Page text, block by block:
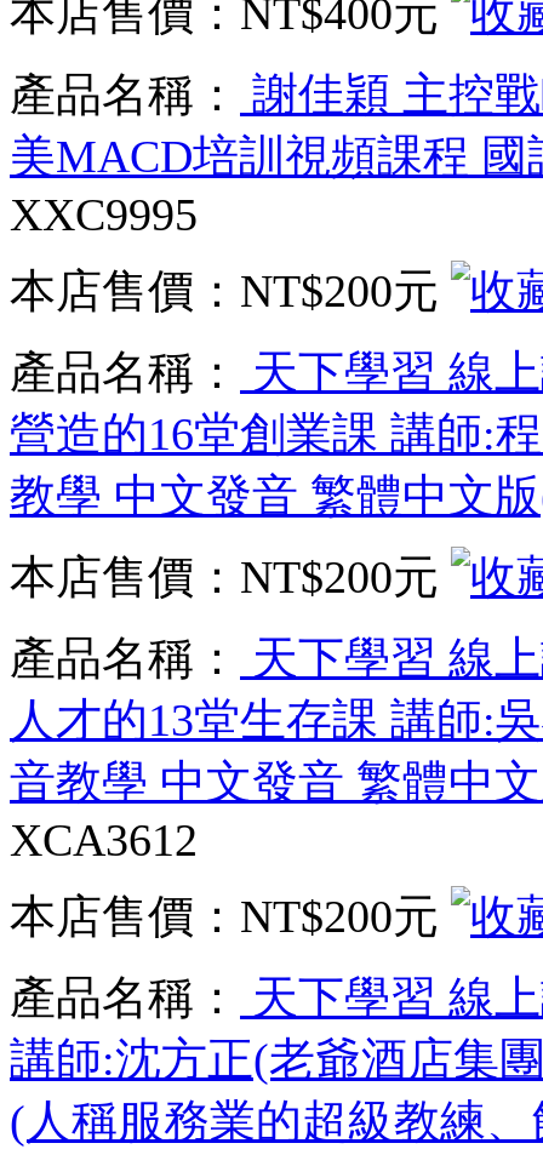
本店售價： NT$400元
產品名稱：
謝佳穎 主控
美MACD培訓視頻課程
XXC9995
本店售價： NT$200元
產品名稱：
天下學習 線
營造的16堂創業課 講師:
教學 中文發音 繁體中文
本店售價： NT$200元
產品名稱：
天下學習 線
人才的13堂生存課 講師:
音教學 中文發音 繁體中
XCA3612
本店售價： NT$200元
產品名稱：
天下學習 線
講師:沈方正(老爺酒店集
(人稱服務業的超級教練